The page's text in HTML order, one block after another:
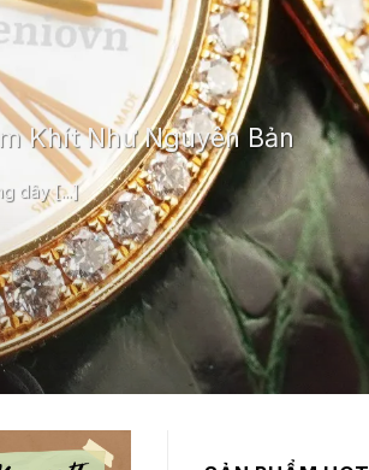
Khít Như Nguyên Bản
dây [...]